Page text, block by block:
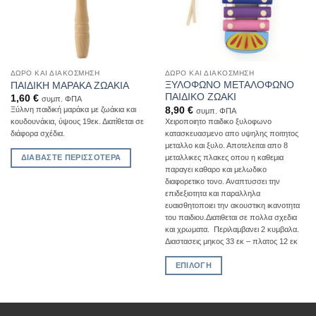
ΔΏΡΟ ΚΑΙ ΔΙΑΚΌΣΜΗΣΗ
ΠΑΙΔΙΚΗ ΜΑΡΑΚΑ ΖΩΑΚΙΑ
1,60 € συμπ. ΦΠΑ
Ξύλινη παιδική μαράκα με ζωάκια και
κουδουνάκια, ύψους 19εκ. Διατίθεται σε
διάφορα σχέδια.
ΔΙΑΒΆΣΤΕ ΠΕΡΙΣΣΌΤΕΡΑ
ΔΏΡΟ ΚΑΙ ΔΙΑΚΌΣΜΗΣΗ
ΞΥΛΟΦΩΝΟ ΜΕΤΑΛΟΦΩΝΟ
ΠΑΙΔΙΚΟ ΖΩΑΚΙ
8,90 € συμπ. ΦΠΑ
Χειροποιητο παιδικο ξυλοφωνο
κατασκευασμενο απο υψηλης ποιτητος
μεταλλο και ξυλο. Αποτελειται απο 8
μεταλλικες πλακες οπου η καθεμια
παραγει καθαρο και μελωδικο
διαφορετικο τονο. Αναπτυσσει την
επιδεξιοτητα και παραλληλα
ευαισθητοποιει την ακουστικη ικανοτητα
του παιδιου.Διατιθεται σε πολλα σχεδια
και χρωματα. Περιλαμβανει 2 κυμβαλα.
Διαστασεις μηκος 33 εκ – πλατος 12 εκ
ΕΠΙΛΟΓΉ